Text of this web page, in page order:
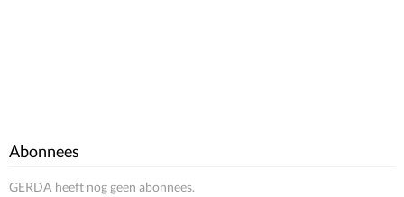
Abonnees
GERDA heeft nog geen abonnees.